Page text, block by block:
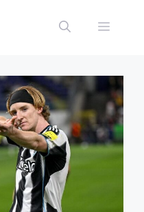
Meny